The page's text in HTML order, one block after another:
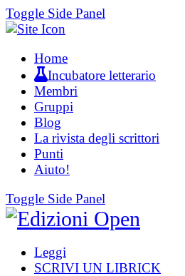
Toggle Side Panel
Home
Incubatore letterario
Membri
Gruppi
Blog
La rivista degli scrittori
Punti
Aiuto!
Toggle Side Panel
Leggi
SCRIVI UN LIBRICK